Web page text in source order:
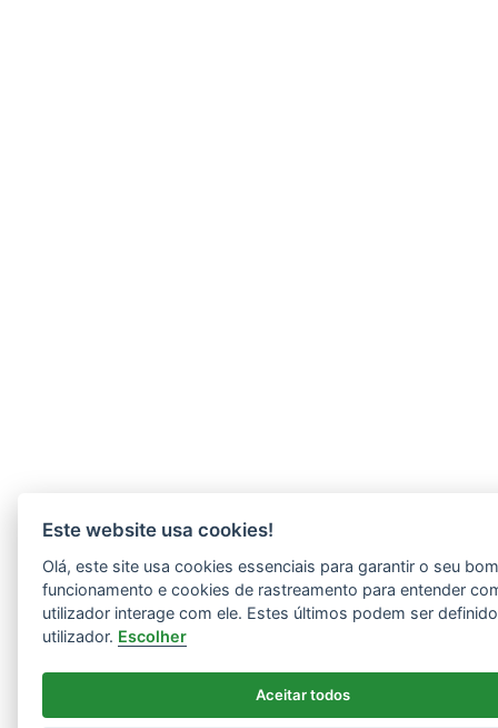
Este website usa cookies!
Olá, este site usa cookies essenciais para garantir o seu
funcionamento e cookies de rastreamento para entender
utilizador interage com ele. Estes últimos podem ser
utilizador. Escolher
Aceitar todos